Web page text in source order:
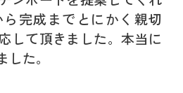
完成までとにかく親切
して頂きました。本当に
た。